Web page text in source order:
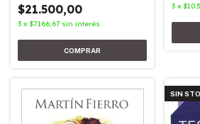
$21.500,00
3 x $7.166,67 sin interés
3 x
SIN